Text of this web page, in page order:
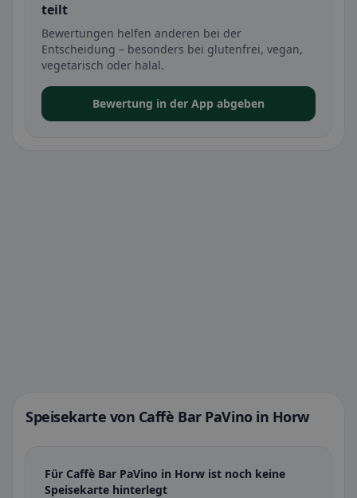
teilt
Bewertungen helfen anderen bei der
Entscheidung – besonders bei glutenfrei, vegan,
vegetarisch oder halal.
Bewertung in der App abgeben
Speisekarte von Caffè Bar PaVino in Horw
Für Caffè Bar PaVino in Horw ist noch keine
Speisekarte hinterlegt